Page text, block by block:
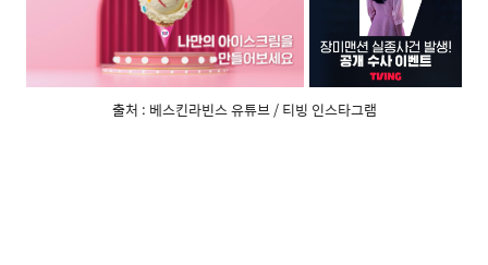
출처 : 베스킨라빈스 유튜브 / 티빙 인스타그램